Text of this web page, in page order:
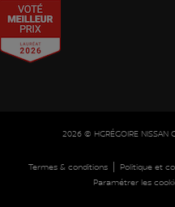
2026 © HGRÉGOIRE NISSAN
Termes & conditions| Politique et
Paramétrer les